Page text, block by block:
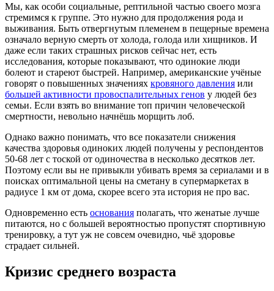
Мы, как особи социальные, рептильной частью своего мозга
стремимся к группе. Это нужно для продолжения рода и
выживания. Быть отвергнутым племенем в пещерные времена
означало верную смерть от холода, голода или хищников. И
даже если таких страшных рисков сейчас нет, есть
исследования, которые показывают, что одинокие люди
болеют и стареют быстрей. Например, американские учёные
говорят о повышенных значениях кровяного давления или
большей активности провоспалительных генов у людей без
семьи. Если взять во внимание топ причин человеческой
смертности, невольно начнёшь морщить лоб.
Однако важно понимать, что все показатели снижения
качества здоровья одиноких людей получены у респондентов
50-68 лет с тоской от одиночества в несколько десятков лет.
Поэтому если вы не привыкли убивать время за сериалами и в
поисках оптимальной цены на сметану в супермаркетах в
радиусе 1 км от дома, скорее всего эта история не про вас.
Одновременно есть основания полагать, что женатые лучше
питаются, но с большей вероятностью пропустят спортивную
тренировку, а тут уж не совсем очевидно, чьё здоровье
страдает сильней.
Кризис среднего возраста